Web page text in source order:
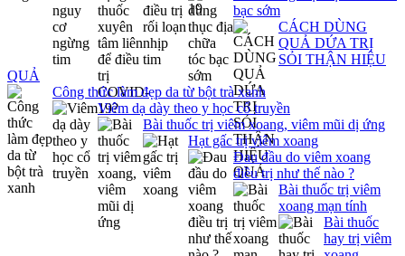
bạc sớm
CÁCH DÙNG
QUẢ DỨA TRỊ
SỎI THẬN HIỆU
QUẢ
Công thức làm đẹp da từ bột trà xanh
Viêm dạ dày theo y học cổ truyền
Bài thuốc trị viêm xoang, viêm mũi dị ứng
Hạt gấc trị viêm xoang
Đau đầu do viêm xoang
điều trị như thế nào ?
Bài thuốc trị viêm
xoang mạn tính
Bài thuốc
hay trị viêm